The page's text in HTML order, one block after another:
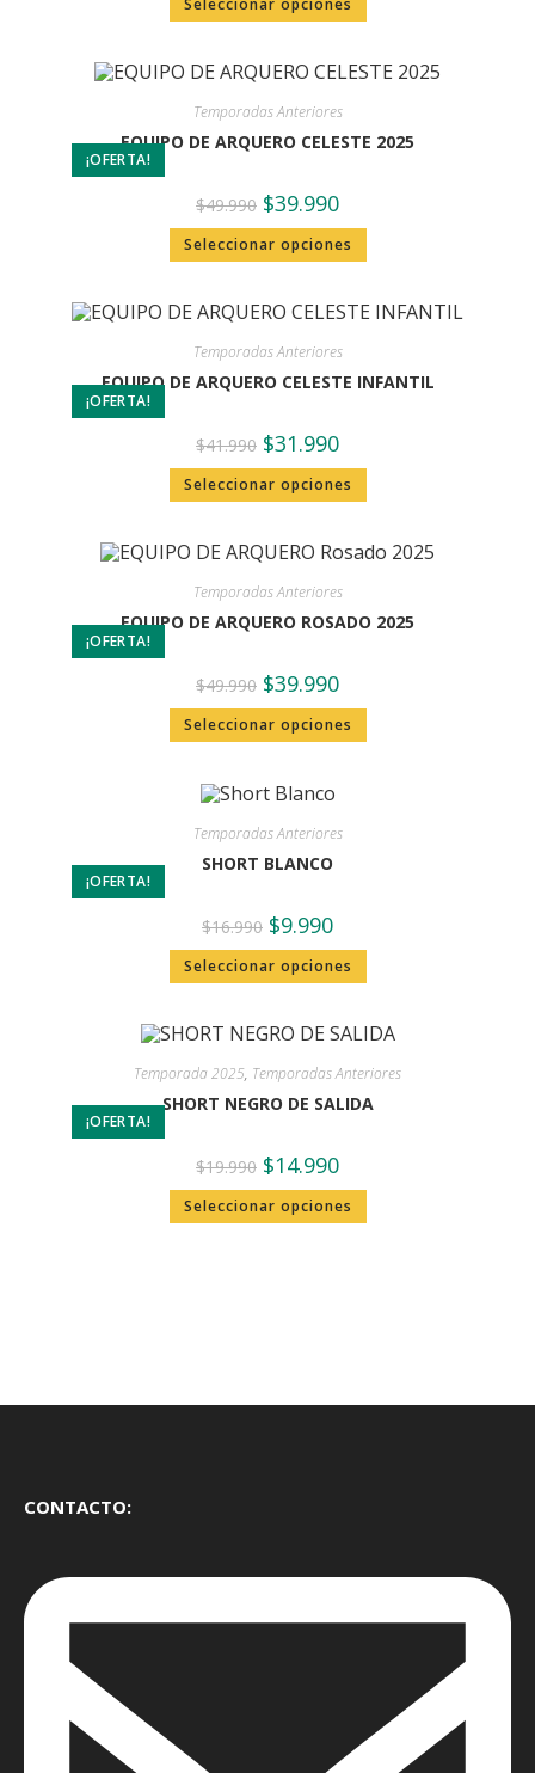
¡OFERTA!
Temporadas Anteriores
EQUIPO DE ARQUERO CELESTE 2025
$49.990 $39.990
Seleccionar opciones
¡OFERTA!
Temporadas Anteriores
EQUIPO DE ARQUERO CELESTE INFANTIL
$41.990 $31.990
Seleccionar opciones
¡OFERTA!
Temporadas Anteriores
EQUIPO DE ARQUERO ROSADO 2025
$49.990 $39.990
Seleccionar opciones
¡OFERTA!
Temporadas Anteriores
SHORT BLANCO
$16.990 $9.990
Seleccionar opciones
¡OFERTA!
Temporada 2025, Temporadas Anteriores
SHORT NEGRO DE SALIDA
$19.990 $14.990
Seleccionar opciones
CONTACTO: